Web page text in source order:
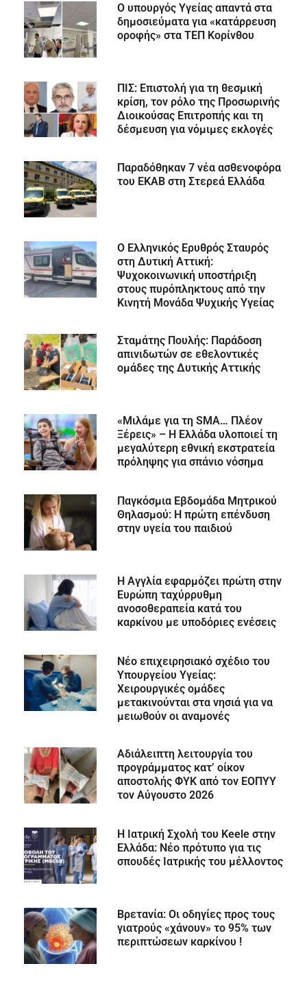
Ο υπουργός Υγείας απαντά στα
δημοσιεύματα για «κατάρρευση
οροφής» στα ΤΕΠ Κορίνθου
ΠΙΣ: Επιστολή για τη θεσμική
κρίση, τον ρόλο της Προσωρινής
Διοικούσας Επιτροπής και τη
δέσμευση για νόμιμες εκλογές
Παραδόθηκαν 7 νέα ασθενοφόρα
του ΕΚΑΒ στη Στερεά Ελλάδα
Ο Ελληνικός Ερυθρός Σταυρός
στη Δυτική Αττική:
Ψυχοκοινωνική υποστήριξη
στους πυρόπληκτους από την
Κινητή Μονάδα Ψυχικής Υγείας
Σταμάτης Πουλής: Παράδοση
απινιδωτών σε εθελοντικές
ομάδες της Δυτικής Αττικής
«Μιλάμε για τη SMA… Πλέον
Ξέρεις» – Η Ελλάδα υλοποιεί τη
μεγαλύτερη εθνική εκστρατεία
πρόληψης για σπάνιο νόσημα
Παγκόσμια Εβδομάδα Μητρικού
Θηλασμού: Η πρώτη επένδυση
στην υγεία του παιδιού
Η Αγγλία εφαρμόζει πρώτη στην
Ευρώπη ταχύρρυθμη
ανοσοθεραπεία κατά του
καρκίνου με υποδόριες ενέσεις
Νέο επιχειρησιακό σχέδιο του
Υπουργείου Υγείας:
Χειρουργικές ομάδες
μετακινούνται στα νησιά για να
μειωθούν οι αναμονές
Αδιάλειπτη λειτουργία του
προγράμματος κατ’ οίκον
αποστολής ΦΥΚ από τον ΕΟΠΥΥ
τον Αύγουστο 2026
Η Ιατρική Σχολή του Keele στην
Ελλάδα: Νέο πρότυπο για τις
σπουδές Ιατρικής του μέλλοντος
Βρετανία: Οι οδηγίες προς τους
γιατρούς «χάνουν» το 95% των
περιπτώσεων καρκίνου !